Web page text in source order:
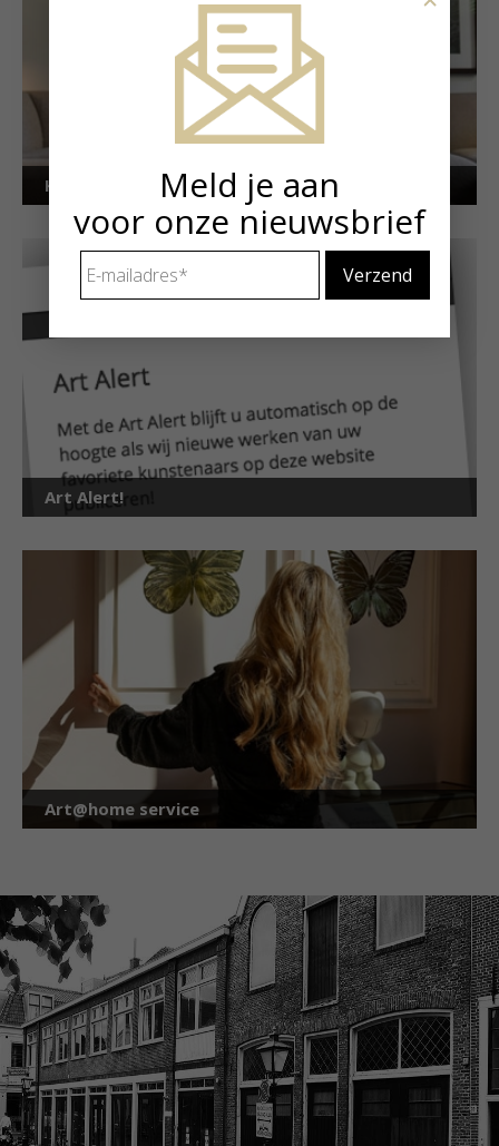
Kunstuitleen voor particulieren
Art Alert!
Art@home service
Meld je aan
voor onze nieuwsbrief
mailadres *